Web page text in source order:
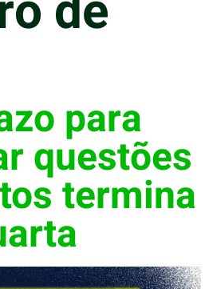
para
questões
termina